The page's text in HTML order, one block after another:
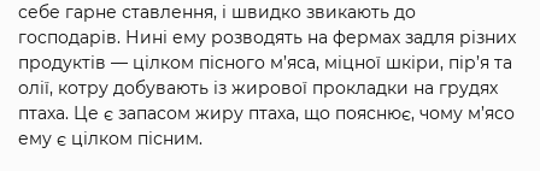
себе гарне ставлення, і швидко звикають до
господарів. Нині ему розводять на фермах задля різних
продуктів — цілком пісного м’яса, міцної шкіри, пір’я та
олії, котру добувають із жирової прокладки на грудях
птаха. Це є запасом жиру птаха, що пояснює, чому м’ясо
ему є цілком пісним.